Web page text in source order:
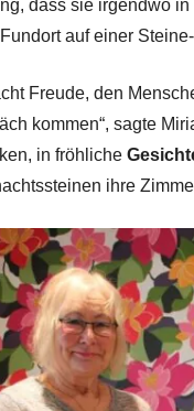
dass sie irgendwo
auf einer
Freude, den
kommen“, sagte
in fröhliche
ihre